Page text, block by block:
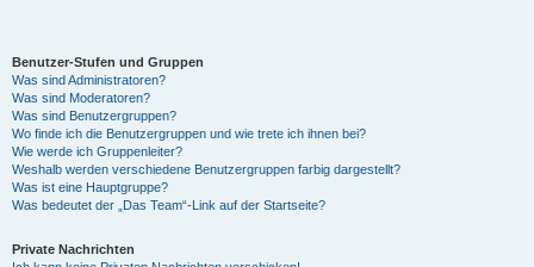
V
i
Benutzer-Stufen und Gruppen
Was sind Administratoren?
Was sind Moderatoren?
Was sind Benutzergruppen?
Wo finde ich die Benutzergruppen und wie trete ich ihnen bei?
Wie werde ich Gruppenleiter?
Weshalb werden verschiedene Benutzergruppen farbig dargestellt?
Was ist eine Hauptgruppe?
Was bedeutet der „Das Team“-Link auf der Startseite?
Private Nachrichten